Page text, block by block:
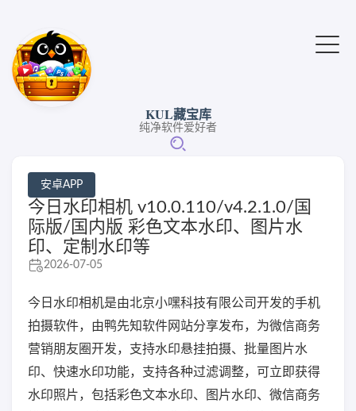
KUL藏宝库
纯净软件爱好者
安卓APP
今日水印相机 v10.0.110/v4.2.1.0/国
际版/国内版 彩色文本水印、图片水
印、定制水印等
2026-07-05
今日水印相机是由北京小嘿科技有限公司开发的手机
拍摄软件，由鸭先知软件网站分享发布，为微信商务
营销朋友圈开发，支持水印悬挂拍摄、批量图片水
印、快速水印功能，支持各种过滤调整，可立即获得
水印照片，包括彩色文本水印、图片水印、微信商务